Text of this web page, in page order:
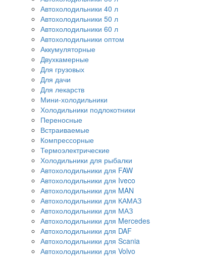
Автохолодильники 40 л
Автохолодильники 50 л
Автохолодильники 60 л
Автохолодильники оптом
Аккумуляторные
Двухкамерные
Для грузовых
Для дачи
Для лекарств
Мини-холодильники
Холодильники подлокотники
Переносные
Встраиваемые
Компрессорные
Термоэлектрические
Холодильники для рыбалки
Автохолодильники для FAW
Автохолодильники для Iveco
Автохолодильники для MAN
Автохолодильники для КАМАЗ
Автохолодильники для МАЗ
Автохолодильники для Mercedes
Автохолодильники для DAF
Автохолодильники для Scania
Автохолодильники для Volvo